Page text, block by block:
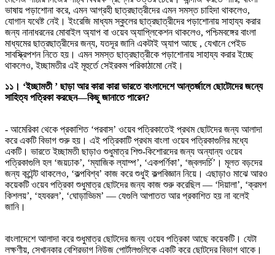
ভাষায় পড়াশোনা করে, এমন আগ্রহী ছাত্রছাত্রীদের এমন সমস্ত চাহিদা থাকলেও,
যোগান যথেষ্ট নেই। ইংরেজি মাধ্যম স্কুলের ছাত্রছাত্রীদের পড়াশোনায় সাহায্য করার
জন্য নানাধরনের মোবাইল অ্যাপ বা ওয়েব অ্যাপ্লিকেশন থাকলেও, পশ্চিমবঙ্গের বাংলা
মাধ্যমের ছাত্রছাত্রীদের জন্য, যতদূর জানি একটাই অ্যাপ আছে , যেখানে পেইড
সাবস্ক্রিপশন নিতে হয়। এমন সমস্ত ছাত্রছাত্রীকে পড়াশোনায় সাহায্য করার ইচ্ছে
থাকলেও, ইচ্ছামতীর এই মূহুর্তে সেইরকম পরিকাঠামো নেই।
১১। ‘ইচ্ছামতী ’ ছাড়া আর কারা কারা ভারতে বাংলাদেশে আন্তর্জালে ছোটোদের জন্যে
সাহিত্য পত্রিকা করছেন—কিছু জানাতে পারেন?
- আমেরিকা থেকে প্রকাশিত ‘পরবাস’ ওয়েব পত্রিকাতেই প্রথম ছোটদের জন্য আলাদা
করে একটি বিভাগ শুরু হয়। এই পত্রিকাটি প্রথম বাংলা ওয়েব পত্রিকাগুলির মধ্যে
একটি। ভারতে ইচ্ছামতী ছাড়াও শুধুমাত্র শিশু-কিশোরদের জন্য অন্যান্য ওয়েব
পত্রিকাগুলি হল ‘জয়ঢাক’, ‘ম্যাজিক ল্যাম্প’, ‘একপর্ণিকা’, ‘জ্বলদর্চি’। মূলত বড়দের
জন্য কন্টেন্ট থাকলেও, ‘কল্পবিশ্ব’ কাজ করে শুধুই কল্পবিজ্ঞান নিয়ে। এছাড়াও মাঝে আরও
কয়েকটি ওয়েব পত্রিকা শুধুমাত্র ছোটদের জন্য কাজ শুরু করেছিল — ‘দিয়ালা’, ‘ক্রমশ
কিশলয়’, ‘হযবরল’, ‘ঘোড়াড্ডিম’ — যেগুলি আপাতত আর প্রকাশিত হয় না বলেই
জানি।
বাংলাদেশে আলাদা করে শুধুমাত্র ছোটদের জন্য ওয়েব পত্রিকা আছে কয়েকটি। যেটা
লক্ষণীয়, সেখানকার বেশিরভাগ নিউজ পোর্টালগুলিকে একটি করে ছোটদের বিভাগ থাকে।